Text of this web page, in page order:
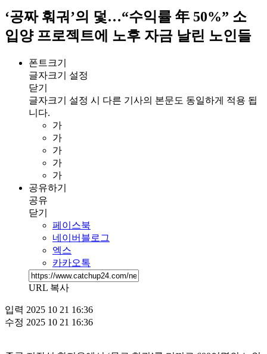
‘공짜 훠궈’의 덫…“수익률 年 50%” 소
입양 프로젝트에 노후 자금 날린 노인들
폰트크기
글자크기 설정
닫기
글자크기 설정 시 다른 기사의 본문도 동일하게 적용 됩
니다.
가
가
가
가
가
공유하기
공유
닫기
페이스북
네이버블로그
엑스
카카오톡
URL 복사
입력 2025 10 21 16:36
수정 2025 10 21 16:36